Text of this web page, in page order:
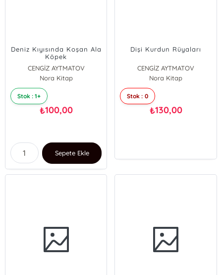
Deniz Kıyısında Koşan Ala
Köpek
CENGİZ AYTMATOV
Nora Kitap
Stok : 1+
₺100,00
Sepete Ekle
Dişi Kurdun Rüyaları
CENGİZ AYTMATOV
Nora Kitap
Stok : 0
₺130,00